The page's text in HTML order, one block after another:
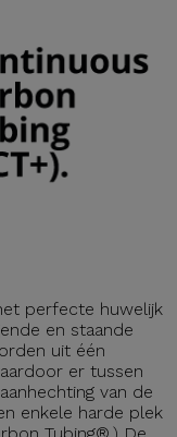
perfecte huwelijk
en staande
uit één
er tussen
van de
enkele harde plek